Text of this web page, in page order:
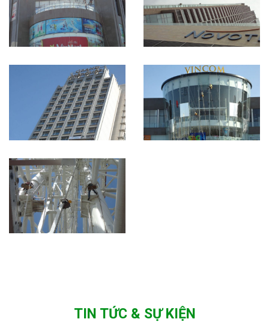
TIN TỨC & SỰ KIỆN